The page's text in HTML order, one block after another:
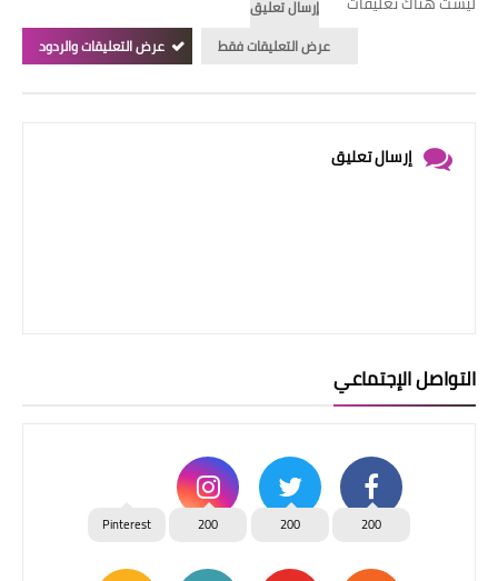
إرسال تعليق
عرض التعليقات فقط
عرض التعليقات والردود
إرسال تعليق
التواصل الإجتماعي
200
200
200
Pinterest